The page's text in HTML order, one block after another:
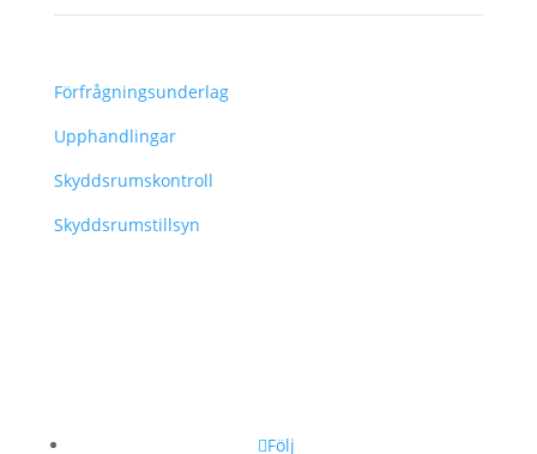
Förfrågningsunderlag
Upphandlingar
Skyddsrumskontroll
Skyddsrumstillsyn
Följ